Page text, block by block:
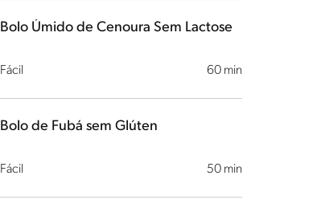
Fácil 60 min
Bolo Úmido de Cenoura Sem Lactose
Fácil 50 min
Bolo de Fubá sem Glúten